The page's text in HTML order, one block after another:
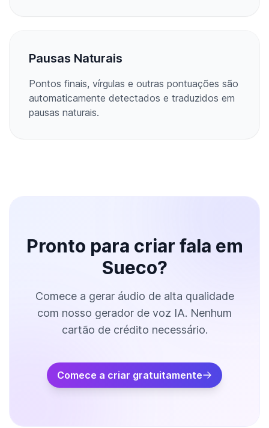
Pausas Naturais
Pontos finais, vírgulas e outras pontuações são
automaticamente detectados e traduzidos em
pausas naturais.
Pronto para criar fala em
Sueco?
Comece a gerar áudio de alta qualidade
com nosso gerador de voz IA. Nenhum
cartão de crédito necessário.
Comece a criar gratuitamente